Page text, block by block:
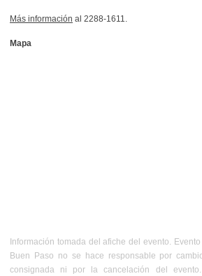
Más información al 2288-1611.
Mapa
Información tomada del afiche del evento.
Buen Paso no se hace responsable por
consignada ni por la cancelación del